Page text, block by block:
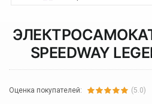
ЭЛЕКТРОСАМОКАТ
SPEEDWAY
Оценка покупателей: (5.0)